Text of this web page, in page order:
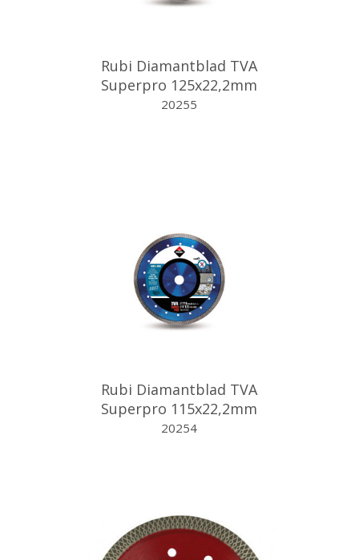
Rubi Diamantblad TVA
Superpro 125x22,2mm
turbo
20255
Rubi Diamantblad TVA
Superpro 115x22,2mm
turbo
20254